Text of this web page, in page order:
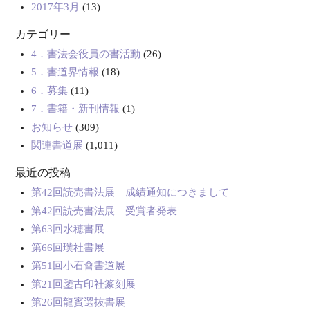
2017年3月 (13)
カテゴリー
4．書法会役員の書活動 (26)
5．書道界情報 (18)
6．募集(11)
7．書籍・新刊情報 (1)
お知らせ(309)
関連書道展 (1,011)
最近の投稿
第42回読売書法展 成績通知につきまして
第42回読売書法展 受賞者発表
第63回水穂書展
第66回璞社書展
第51回小石會書道展
第21回鑒古印社篆刻展
第26回龍賓選抜書展